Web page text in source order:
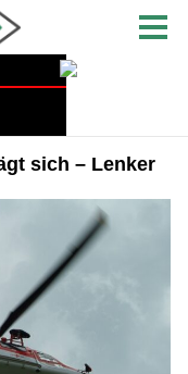
sich – Lenker